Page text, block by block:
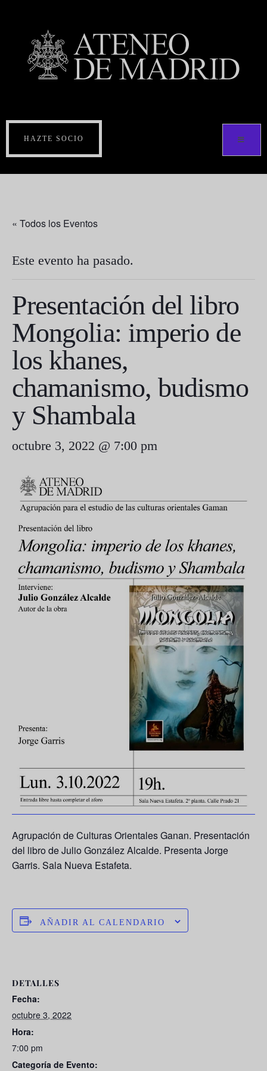
HAZTE SOCIO
« Todos los Eventos
Este evento ha pasado.
Presentación del libro
Mongolia: imperio de
los khanes,
chamanismo, budismo
y Shambala
octubre 3, 2022 @ 7:00 pm
Agrupación de Culturas Orientales Ganan. Presentación
del libro de Julio González Alcalde. Presenta Jorge
Garris. Sala Nueva Estafeta.
AÑADIR AL CALENDARIO
DETALLES
Fecha:
octubre 3, 2022
Hora:
7:00 pm
Categoría de Evento: